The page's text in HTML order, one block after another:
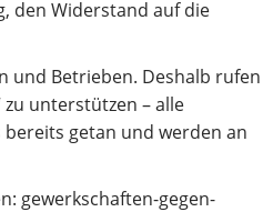
den Widerstand auf die
und Betrieben. Deshalb rufen
unterstützen – alle
getan und werden an
gewerkschaften-gegen-